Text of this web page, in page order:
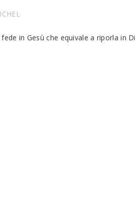
in Gesù che equivale a riporla in